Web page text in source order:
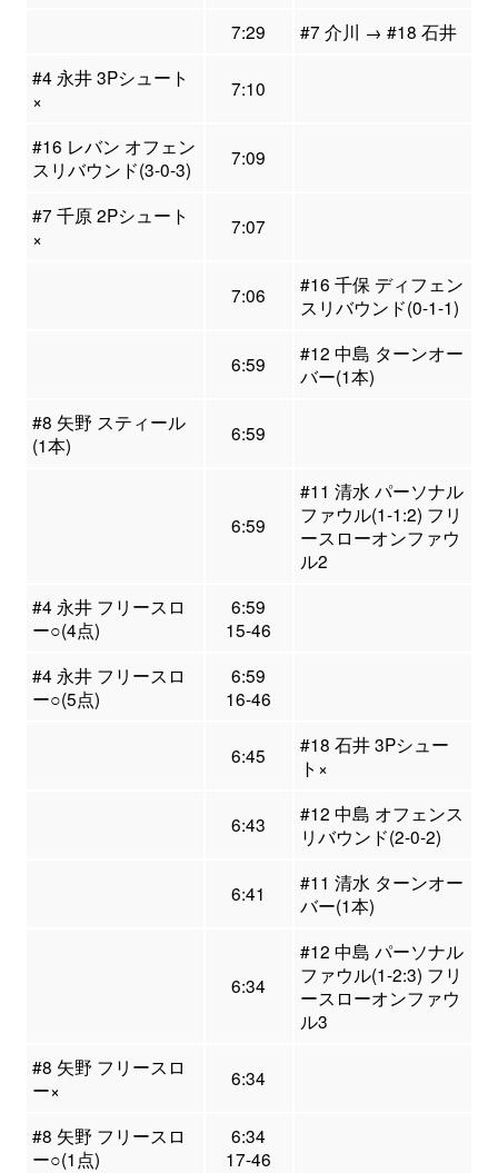
7:29
#7 介川 → #18 石井
#4 永井 3Pシュート
×
7:10
#16 レバン オフェン
スリバウンド(3-0-3)
7:09
#7 千原 2Pシュート
×
7:07
7:06
#16 千保 ディフェン
スリバウンド(0-1-1)
6:59
#12 中島 ターンオー
バー(1本)
#8 矢野 スティール
(1本)
6:59
6:59
#11 清水 パーソナル
ファウル(1-1:2) フリ
ースローオンファウ
ル2
#4 永井 フリースロ
ー○(4点)
6:59
15-46
#4 永井 フリースロ
ー○(5点)
6:59
16-46
6:45
#18 石井 3Pシュー
ト×
6:43
#12 中島 オフェンス
リバウンド(2-0-2)
6:41
#11 清水 ターンオー
バー(1本)
6:34
#12 中島 パーソナル
ファウル(1-2:3) フリ
ースローオンファウ
ル3
#8 矢野 フリースロ
ー×
6:34
#8 矢野 フリースロ
ー○(1点)
6:34
17-46